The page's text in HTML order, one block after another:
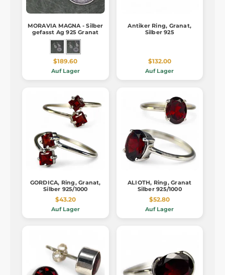
MORAVIA MAGNA - Silber
gefasst Ag 925 Granat
$189.60
Auf Lager
Antiker Ring, Granat,
Silber 925
$132.00
Auf Lager
GORDICA, Ring, Granat,
Silber 925/1000
$43.20
Auf Lager
ALIOTH, Ring, Granat
Silber 925/1000
$52.80
Auf Lager